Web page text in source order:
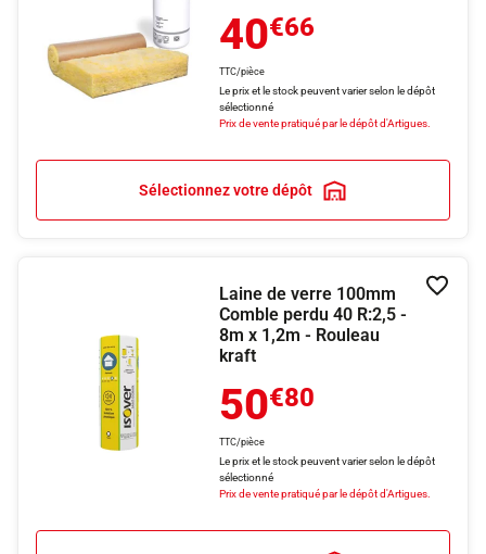
40€66
TTC/pièce
Le prix et le stock peuvent varier selon le dépôt
sélectionné
Prix de vente pratiqué par le dépôt d'Artigues.
Sélectionnez votre dépôt
Laine de verre 100mm
Comble perdu 40 R:2,5 -
8m x 1,2m - Rouleau
kraft
50€80
TTC/pièce
Le prix et le stock peuvent varier selon le dépôt
sélectionné
Prix de vente pratiqué par le dépôt d'Artigues.